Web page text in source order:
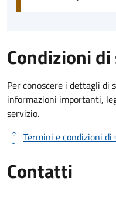
Condizioni
Per conoscere i dettagli di
informazioni importanti,
servizio.
Termini e condizioni di
Contatti